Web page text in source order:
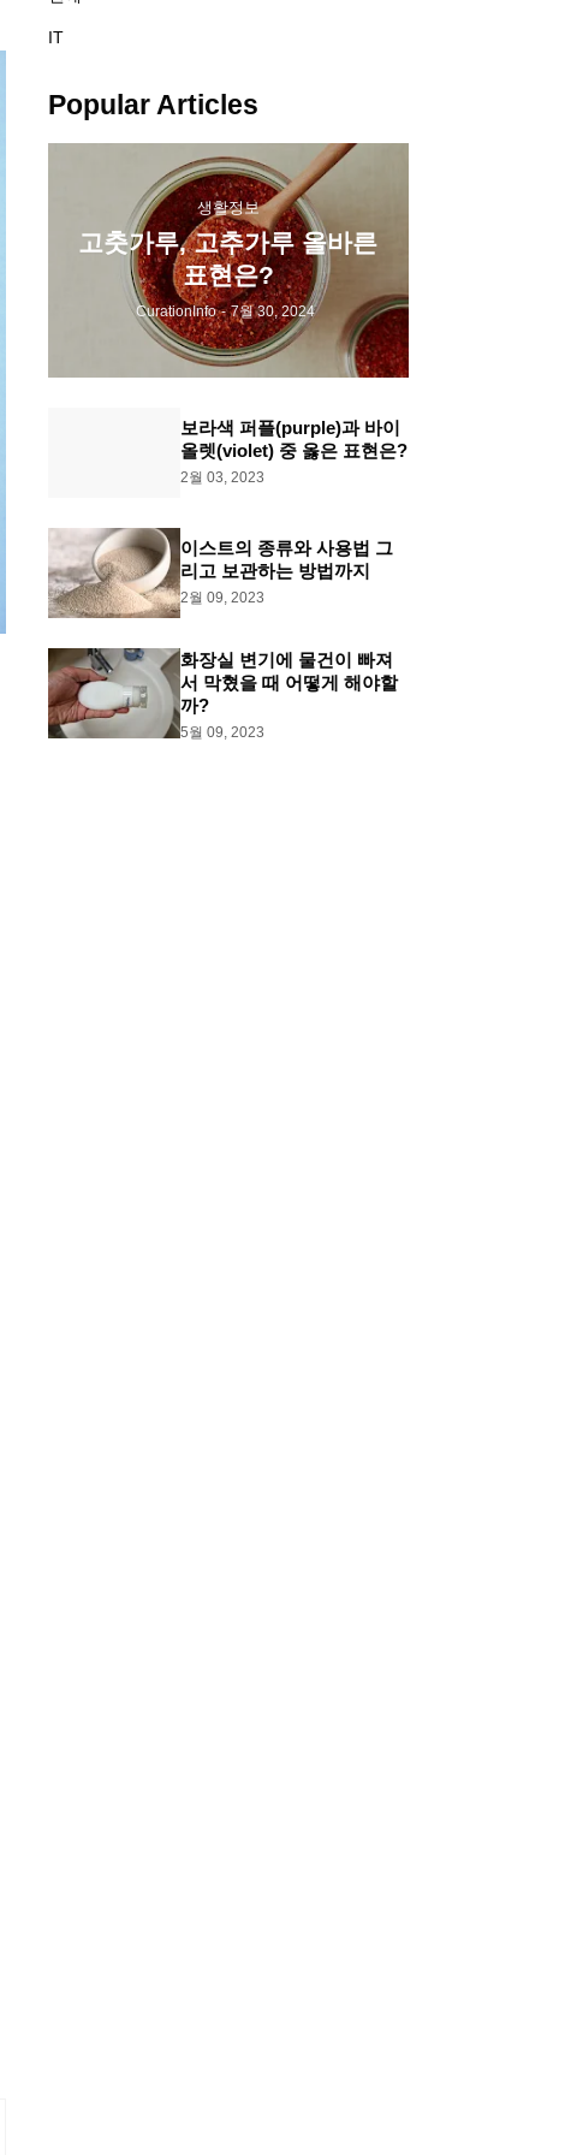
IT
Popular Articles
생활정보
고춧가루, 고추가루 올바른
표현은?
CurationInfo - 7월 30, 2024
보라색 퍼플(purple)과 바이
올렛(violet) 중 옳은 표현은?
2월 03, 2023
이스트의 종류와 사용법 그
리고 보관하는 방법까지
2월 09, 2023
화장실 변기에 물건이 빠져
서 막혔을 때 어떻게 해야할
까?
5월 09, 2023